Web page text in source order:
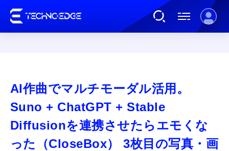
AI
ガジェット
AI作曲でマルチモーダル活用。
Suno + ChatGPT + Stable
Diffusionを連携させたらエモくな
った（CloseBox） 3枚目の写真・画